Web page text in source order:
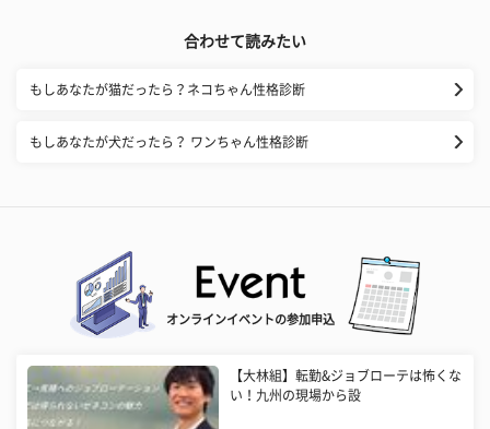
合わせて読みたい
もしあなたが猫だったら？ネコちゃん性格診断
もしあなたが犬だったら？ ワンちゃん性格診断
オンラインイベントの参加申込
【大林組】転勤&ジョブローテは怖くな
い！九州の現場から設